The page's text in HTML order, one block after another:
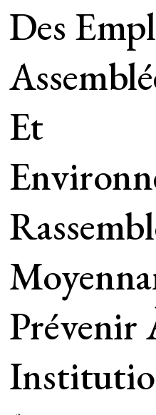
Des
Et
Prévenir